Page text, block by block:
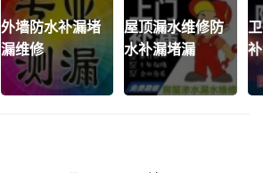
外墙防水补漏堵
漏维修
屋顶漏水维修防
水补漏堵漏